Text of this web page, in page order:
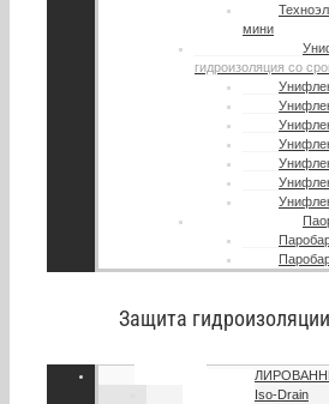
мини
гидроизоляция со
Защита
Iso-Drain